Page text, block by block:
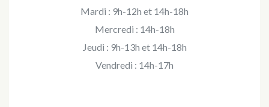
Mardi : 9h-12h et 14h-18h
Mercredi : 14h-18h
Jeudi : 9h-13h et 14h-18h
Vendredi : 14h-17h